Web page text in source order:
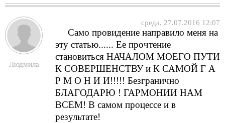
Людмила
среда, 27.07.2016 12:07
Само провидение направило меня на
эту статью...... Ее прочтение
становиться НАЧАЛОМ МОЕГО ПУТИ
К СОВЕРШЕНСТВУ и К САМОЙ Г А
Р М О Н И И!!!!! Безгранично
БЛАГОДАРЮ ! ГАРМОНИИ НАМ
ВСЕМ! В самом процессе и в
результате!